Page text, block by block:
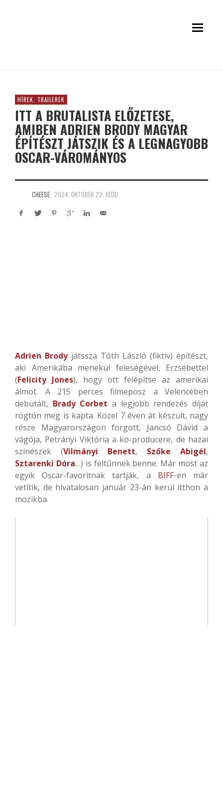
HÍREK, TRAILEREK
ITT A BRUTALISTA ELŐZETESE,
AMIBEN ADRIEN BRODY MAGYAR
ÉPÍTÉSZT JÁTSZIK ÉS A LEGNAGYOBB
OSCAR-VÁROMÁNYOS
CHEESE 2024. OKTÓBER 22. KEDD
Adrien Brodyjátssza Tóth László (fiktív) építészt,
aki Amerikába menekül feleségével, Erzsébettel
(Felicity Jones), hogy ott felépítse az amerikai
álmot. A 215 perces filmeposz a Velencében
debütált, Brady Corbet a legjobb rendezés díját
rögtön meg is kapta. Közel 7 éven át készült, nagy
része Magyarországon forgott, Jancsó Dávid a
vágója, Petrányi Viktória a ko-producere, de hazai
színészek (Vilmányi Benett, Szőke Abigél,
Sztarenki Dóra…) is feltűnnek benne. Már most az
egyik Oscar-favoritnak tartják, a BIFF-en már
vetítik, de hivatalosan január 23-án kerül itthon a
mozikba.